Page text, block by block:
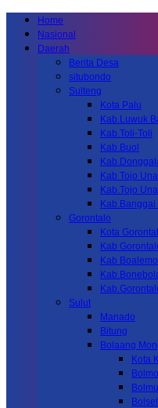
Home
Nasional
Daerah
Berita Desa
situbondo
Sulteng
Kota Palu
Kab.Luwuk
Kab.Toli-Toli
Kab.Buol
Kab Tojo
Kab.Tojo
Kab.Banggai
Gorontalo
Kota
Kab
Kab Boalemo
Sulut
Manado
Bitung
Bolaang
Kota
Bolsel